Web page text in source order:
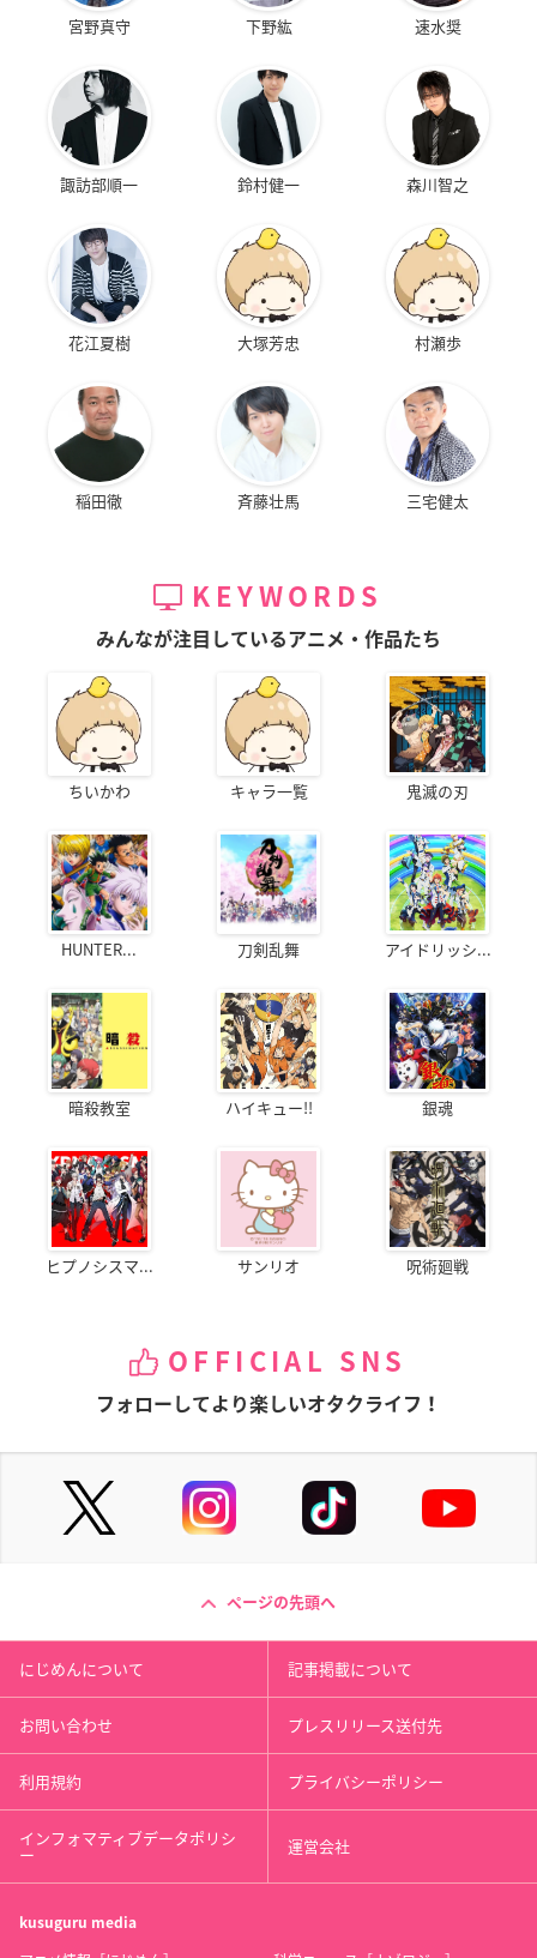
宮野真守 下野紘 速水奨
諏訪部順一 鈴村健一 森川智之
花江夏樹 大塚芳忠 村瀬歩
稲田徹 斉藤壮馬 三宅健太
KEYWORDS
みんなが注目しているアニメ・作品たち
ちいかわ キャラ一覧 鬼滅の刃
HUNTER... 刀剣乱舞 アイドリッシ...
暗殺教室 ハイキュー!! 銀魂
ヒプノシスマ... サンリオ 呪術廻戦
OFFICIAL SNS
フォローしてより楽しいオタクライフ！
ページの先頭へ
にじめんについて 記事掲載について
お問い合わせ プレスリリース送付先
利用規約 プライバシーポリシー
インフォマティブデータポリシ
ー 運営会社
kusuguru media